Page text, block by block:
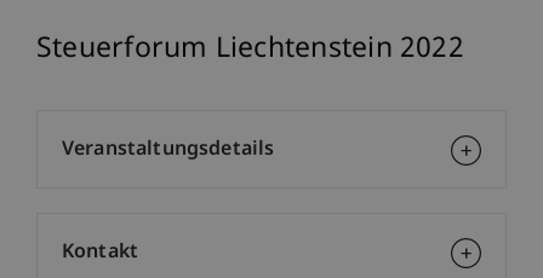
Steuerforum Liechtenstein 2022
Veranstaltungsdetails
Kontakt